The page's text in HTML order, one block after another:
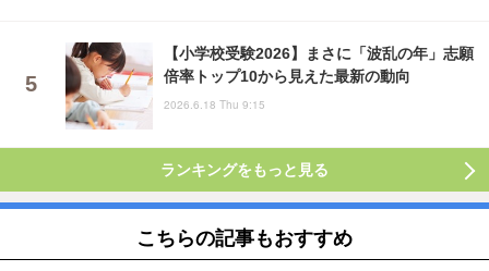
【小学校受験2026】まさに「波乱の年」志願
倍率トップ10から見えた最新の動向
2026.6.18 Thu 9:15
ランキングをもっと見る
こちらの記事もおすすめ